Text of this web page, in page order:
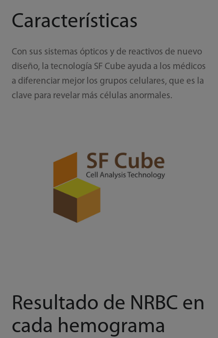
Características
Con sus sistemas ópticos y de reactivos de nuevo
diseño, la tecnología SF Cube ayuda a los médicos
a diferenciar mejor los grupos celulares, que es la
clave para revelar más células anormales.
Resultado de NRBC en
cada hemograma